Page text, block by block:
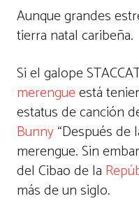
Aunque grandes
tierra natal caribeña.
Si el galope
merengueestá
estatus de canción
Bunny“Después de
merengue. Sin
del Cibao de la
más de un siglo.